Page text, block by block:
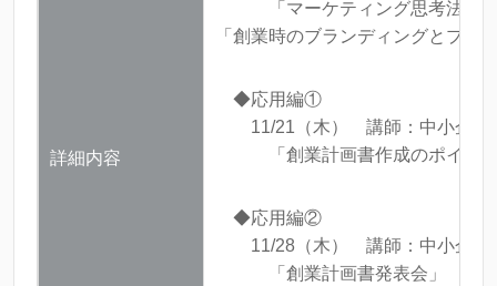
詳細内容
「マーケティング思考法」
「創業時のブランディングとプロ
◆応用編①
11/21（木） 講師：中小企業
「創業計画書作成のポイン
◆応用編②
11/28（木） 講師：中小企業
「創業計画書発表会」